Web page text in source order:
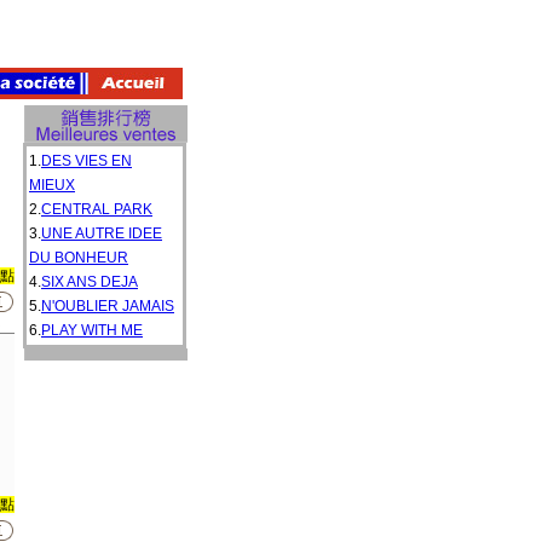
1.DES VIES EN
MIEUX
2.CENTRAL PARK
3.UNE AUTRE IDEE
DU BONHEUR
4.SIX ANS DEJA
5.N'OUBLIER JAMAIS
6.PLAY WITH ME